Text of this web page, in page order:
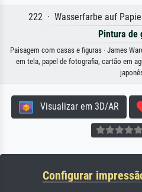
222 · Wasserfarbe auf
Pintura de
Paisagem com casas e figuras · James
em tela, papel de fotografia, cartão em
Visualizar em 3D/AR
Configurar